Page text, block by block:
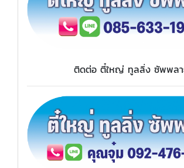
ติดต่อ ตี๋ใหญ่ ทูลลิ่ง ซัพพล